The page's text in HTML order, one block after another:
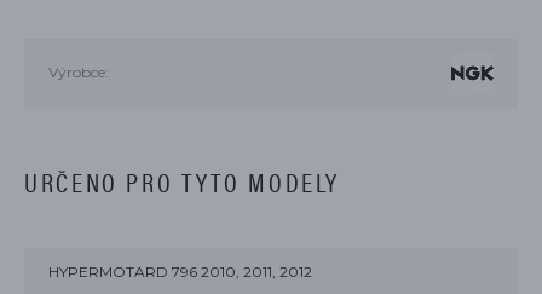
Výrobce:
URČENO PRO TYTO MODELY
HYPERMOTARD 796 2010, 2011, 2012